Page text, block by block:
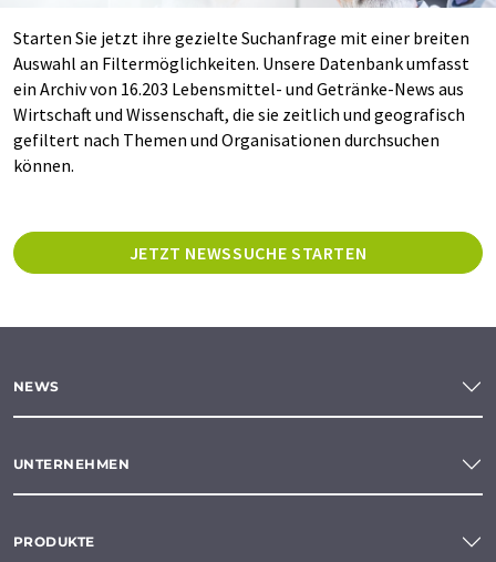
Starten Sie jetzt ihre gezielte Suchanfrage mit einer breiten
Auswahl an Filtermöglichkeiten. Unsere Datenbank umfasst
ein Archiv von 16.203 Lebensmittel- und Getränke-News aus
Wirtschaft und Wissenschaft, die sie zeitlich und geografisch
gefiltert nach Themen und Organisationen durchsuchen
können.
JETZT NEWSSUCHE STARTEN
NEWS
UNTERNEHMEN
PRODUKTE